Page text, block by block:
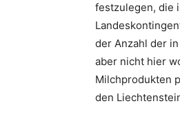
festzulegen, die
der Anzahl der
aber nicht hier
Milchprodukten
den